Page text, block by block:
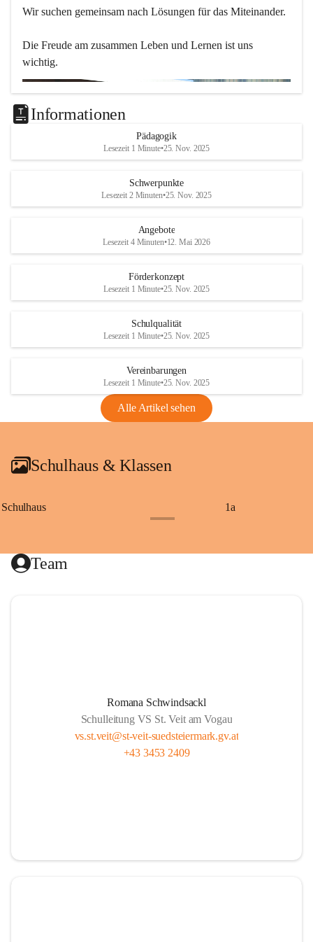
Wir suchen gemeinsam nach Lösungen für das Miteinander.
Die Freude am zusammen Leben und Lernen ist uns
wichtig.
Informationen
Pädagogik
Lesezeit 1 Minute•25. Nov. 2025
Schwerpunkte
Lesezeit 2 Minuten•25. Nov. 2025
Angebote
Lesezeit 4 Minuten•12. Mai 2026
Förderkonzept
Lesezeit 1 Minute•25. Nov. 2025
Schulqualität
Lesezeit 1 Minute•25. Nov. 2025
Vereinbarungen
Lesezeit 1 Minute•25. Nov. 2025
Alle Artikel sehen
Schulhaus & Klassen
Schulhaus 1a
Team
Romana Schwindsackl
Schulleitung VS St. Veit am Vogau
vs.st.veit@st-veit-suedsteiermark.gv.at
+43 3453 2409